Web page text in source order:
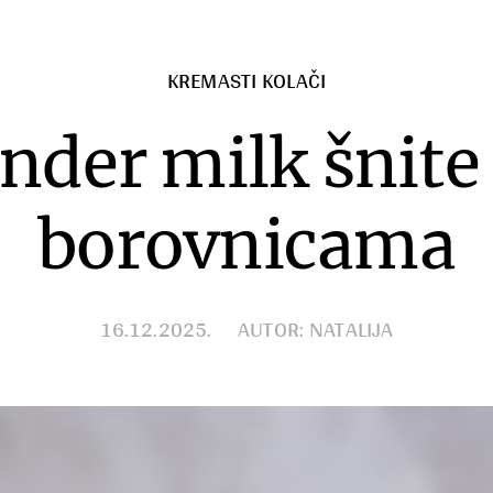
KREMASTI KOLAČI
milk šnite
borovnicama
16.12.2025. AUTOR: NATALIJA